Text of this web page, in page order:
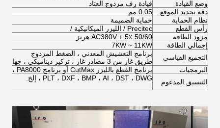
وضع القيادة
قيادة رف مزدوج العتاد
دقة تحديد الموقع
0.05 مم
نظام الحماية
حماية الضميمة
رأس القطع
Precitec / الليزر الميكانيكية /
مزود الطاقة
AC380V ± 5٪ 50/60 هرتز
إجمالي الطاقة
7KW ~ 11KW
التجميع القياسي
برنامج التعشيش المعدني ، الضغط المزدوج
طريق غاز من 3 مصادر غاز ، تركيز ديناميكي ، جهاز تحكم عن بعد ، إلخ.
البرمجيات
برنامج القطع بالليزر CutMax أو برنامج PA8000 ، برامج التعشيش المعدنية
التنسيق المدعوم
PLT ، DXF ، BMP ، AI ، DST ، DWG ، إلخ.